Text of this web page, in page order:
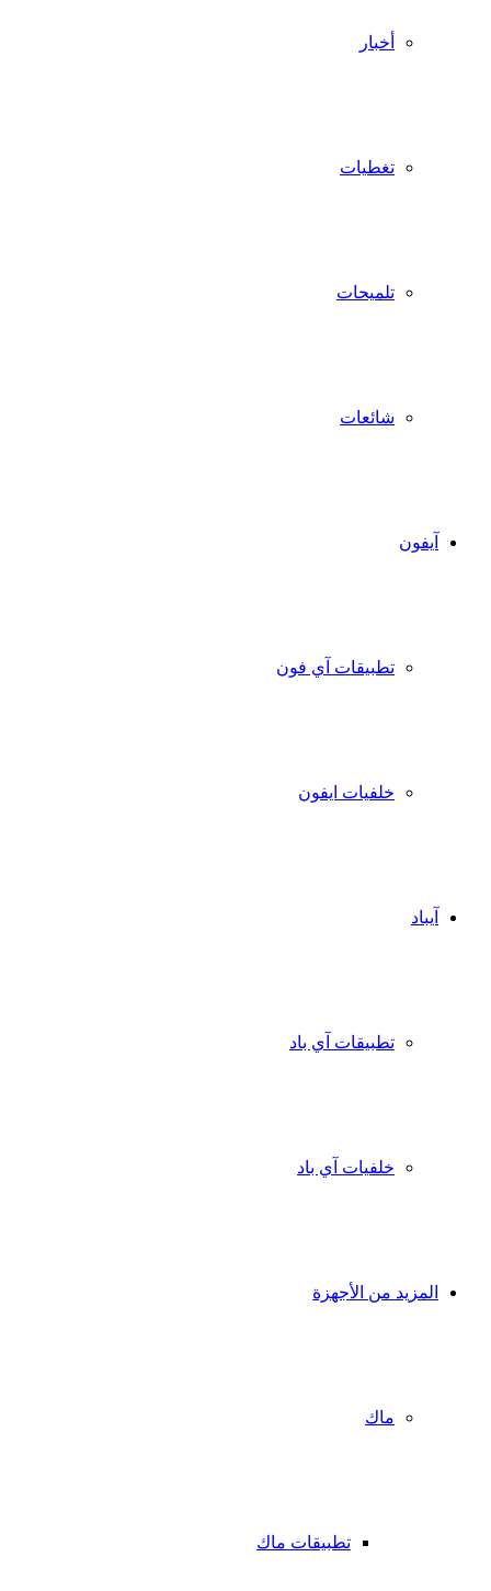
أخبار
تغطيات
تلميحات
شائعات
آيفون
تطبيقات آي فون
خلفيات ايفون
آيباد
تطبيقات آي باد
خلفيات آي باد
المزيد من الأجهزة
ماك
تطبيقات ماك